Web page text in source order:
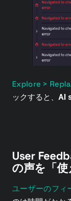
Explore >
ックすると、 AI
User
の声を「
ユーザーのフィ